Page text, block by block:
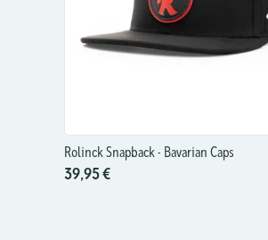
Rolinck Snapback - Bavarian Caps
39,95 €